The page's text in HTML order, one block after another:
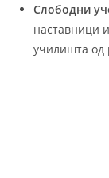
Слободни
наставници
училишта од